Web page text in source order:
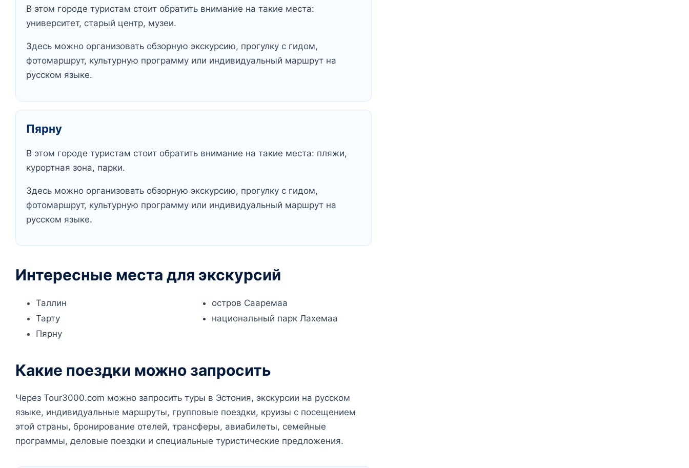
В этом городе туристам стоит обратить внимание на такие места:
университет, старый центр, музеи.
Здесь можно организовать обзорную экскурсию, прогулку с гидом,
фотомаршрут, культурную программу или индивидуальный маршрут на
русском языке.
Пярну
В этом городе туристам стоит обратить внимание на такие места: пляжи,
курортная зона, парки.
Здесь можно организовать обзорную экскурсию, прогулку с гидом,
фотомаршрут, культурную программу или индивидуальный маршрут на
русском языке.
Интересные места для экскурсий
Таллин
Тарту
Пярну
остров Сааремаа
национальный парк Лахемаа
Какие поездки можно запросить
Через Tour3000.com можно запросить туры в Эстония, экскурсии на русском
языке, индивидуальные маршруты, групповые поездки, круизы с посещением
этой страны, бронирование отелей, трансферы, авиабилеты, семейные
программы, деловые поездки и специальные туристические предложения.